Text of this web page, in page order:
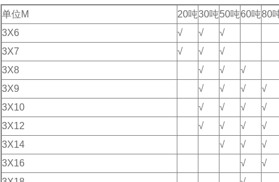
单位M 20吨30吨50吨60吨80
3X6
√ √
√
3X7
√ √
√
3X8
√ √
√
3X9
√ √ √
√
3X10
√ √ √
√
3X12
√ √ √
√
3X14
√ √ √
3X16
√ √